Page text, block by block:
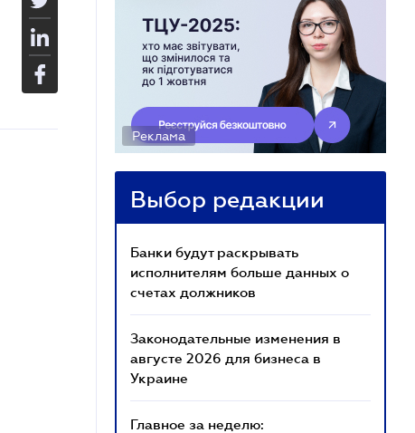
Реклама
Выбор редакции
Банки будут раскрывать
исполнителям больше данных о
счетах должников
Законодательные изменения в
августе 2026 для бизнеса в
Украине
Главное за неделю: